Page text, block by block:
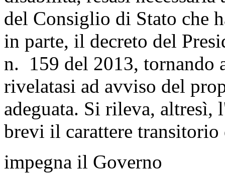
del Consiglio di Stato che
in parte, il decreto del
n. 159 del 2013, tornando
rivelatasi ad avviso del
adeguata. Si rileva, altresì,
brevi il carattere transitorio
impegna il Governo